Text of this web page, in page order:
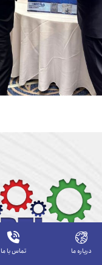
درباره ما تماس با ما